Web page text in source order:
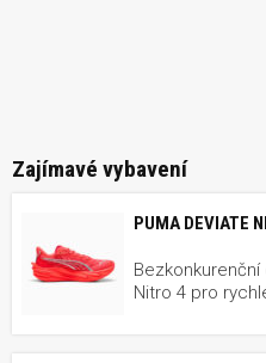
Zajímavé vybavení
PUMA DEVIATE
Nitro 4 pro